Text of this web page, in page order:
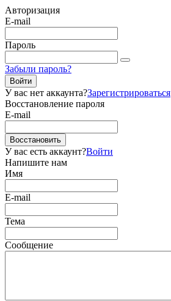
Авторизация
E-mail
Пароль
Забыли пароль?
Войти
У вас нет аккаунта?Зарегистрироваться
Восстановление пароля
E-mail
Восстановить
У вас есть аккаунт?Войти
Напишите нам
Имя
E-mail
Тема
Сообщение